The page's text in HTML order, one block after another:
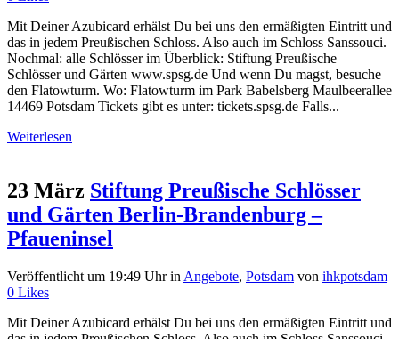
Mit Deiner Azubicard erhälst Du bei uns den ermäßigten Eintritt und
das in jedem Preußischen Schloss. Also auch im Schloss Sanssouci.
Nochmal: alle Schlösser im Überblick: Stiftung Preußische
Schlösser und Gärten www.spsg.de Und wenn Du magst, besuche
den Flatowturm. Wo: Flatowturm im Park Babelsberg Maulbeerallee
14469 Potsdam Tickets gibt es unter: tickets.spsg.de Falls...
Weiterlesen
23 März Stiftung Preußische Schlösser
und Gärten Berlin-Brandenburg –
Pfaueninsel
Veröffentlicht um 19:49 Uhrin Angebote, Potsdam von ihkpotsdam
0 Likes
Mit Deiner Azubicard erhälst Du bei uns den ermäßigten Eintritt und